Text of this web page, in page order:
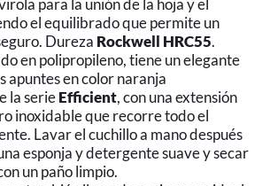
para la unión de la hoja y el
el equilibrado que permite un
Dureza Rockwell HRC55.
en polipropileno, tiene un elegante
apuntes en color naranja
la serieEfficient, con una extensión
inoxidable que recorre todo el
Lavar el cuchillo a mano después
esponja y detergente suave y secar
un paño limpio.